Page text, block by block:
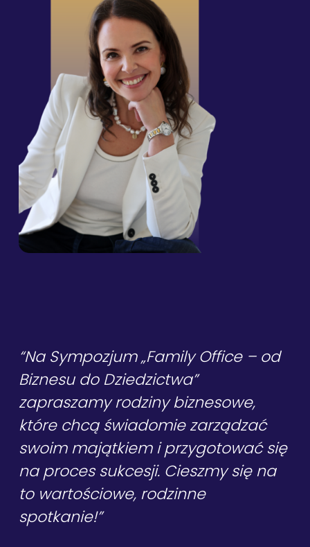
“Na Sympozjum „Family Office – od
Biznesu do Dziedzictwa”
zapraszamy rodziny biznesowe,
które chcą świadomie zarządzać
swoim majątkiem i przygotować się
na proces sukcesji. Cieszmy się na
to wartościowe, rodzinne
spotkanie!”